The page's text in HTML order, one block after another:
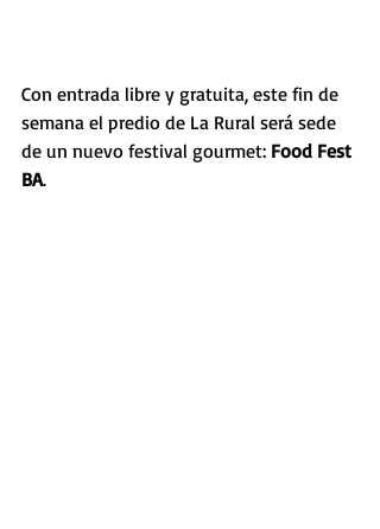
Con entrada libre y gratuita, este fin de
semana el predio de La Rural será sede
de un nuevo festival gourmet: Food Fest
BA.